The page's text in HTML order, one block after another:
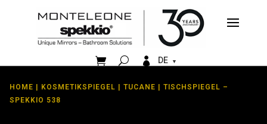
  DE
HOME | KOSMETIKSPIEGEL | TUCANE | TISCHSPIEGEL –
SPEKKIO 538